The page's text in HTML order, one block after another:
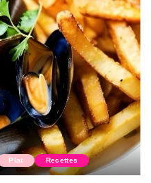
Plat Recettes